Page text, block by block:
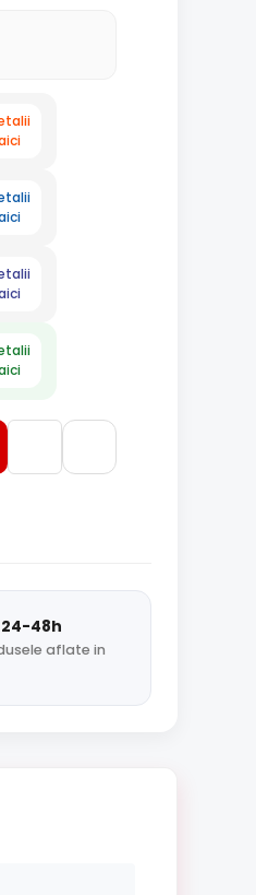
48h
aflate in